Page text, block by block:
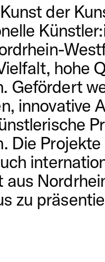
der
hohe
Gefördert
innovative
Die
aus
zu